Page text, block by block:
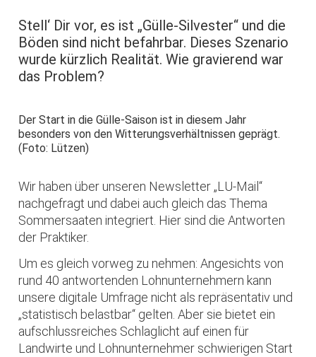
Stell‘ Dir vor, es ist „Gülle-Silvester“ und die
Böden sind nicht befahrbar. Dieses Szenario
wurde kürzlich Realität. Wie gravierend war
das Problem?
Der Start in die Gülle-Saison ist in diesem Jahr
besonders von den Witterungsverhältnissen geprägt.
(Foto: Lützen)
Wir haben über unseren Newsletter „LU-Mail“
nachgefragt und dabei auch gleich das Thema
Sommersaaten integriert. Hier sind die Antworten
der Praktiker.
Um es gleich vorweg zu nehmen: Angesichts von
rund 40 antwortenden Lohnunternehmern kann
unsere digitale Umfrage nicht als repräsentativ und
„statistisch belastbar“ gelten. Aber sie bietet ein
aufschlussreiches Schlaglicht auf einen für
Landwirte und Lohnunternehmer schwierigen Start